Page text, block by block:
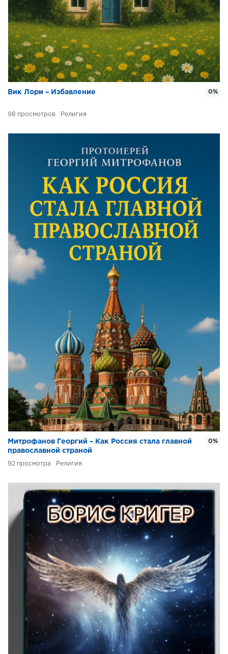
Вик Лори – Избавление
98 Религия
0%
Митрофанов Георгий – Как Россия стала главной
православной страной
92 Религия
0%